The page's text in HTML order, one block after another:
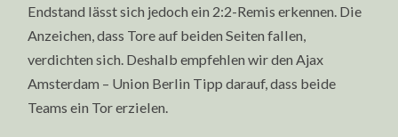
Endstand lässt sich jedoch ein 2:2-Remis erkennen. Die
Anzeichen, dass Tore auf beiden Seiten fallen,
verdichten sich. Deshalb empfehlen wir den Ajax
Amsterdam – Union Berlin Tipp darauf, dass beide
Teams ein Tor erzielen.